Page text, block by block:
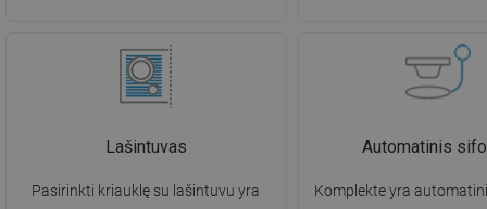
Lašintuvas
Pasirinkti kriauklę su lašintuvu yra
Automatinis
Komplekte yra